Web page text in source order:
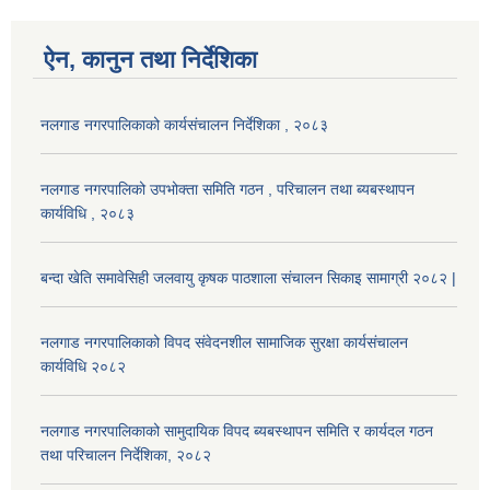
ऐन, कानुन तथा निर्देशिका
नलगाड नगरपालिकाको कार्यसंचालन निर्देशिका , २०८३
नलगाड नगरपालिको उपभोक्ता समिति गठन , परिचालन तथा ब्यबस्थापन
कार्यविधि , २०८३
बन्दा खेति समावेसिही जलवायु कृषक पाठशाला संचालन सिकाइ सामाग्री २०८२ |
नलगाड नगरपालिकाको विपद संवेदनशील सामाजिक सुरक्षा कार्यसंचालन
कार्यविधि २०८२
नलगाड नगरपालिकाको सामुदायिक विपद ब्यबस्थापन समिति र कार्यदल गठन
तथा परिचालन निर्देशिका, २०८२